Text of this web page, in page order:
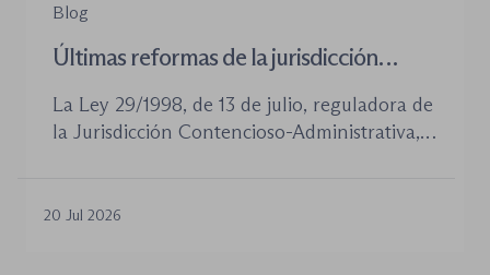
Blog
Últimas reformas de la jurisdicción
La Ley 29/1998, de 13 de julio, reguladora de
la Jurisdicción Contencioso-Administrativa,
aprobadas en los últimos años no han
20 Jul 2026